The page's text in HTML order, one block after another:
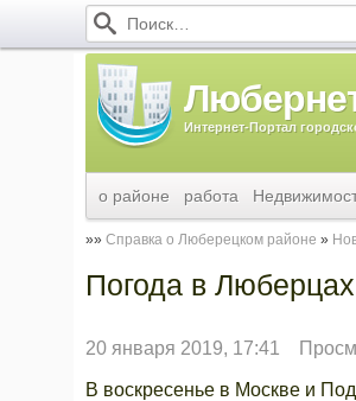
Интернет-Портал
о районе работа
Справка о Люберецком районе
Погода в
20 января 2019, 17:41
В воскресенье в Москве и